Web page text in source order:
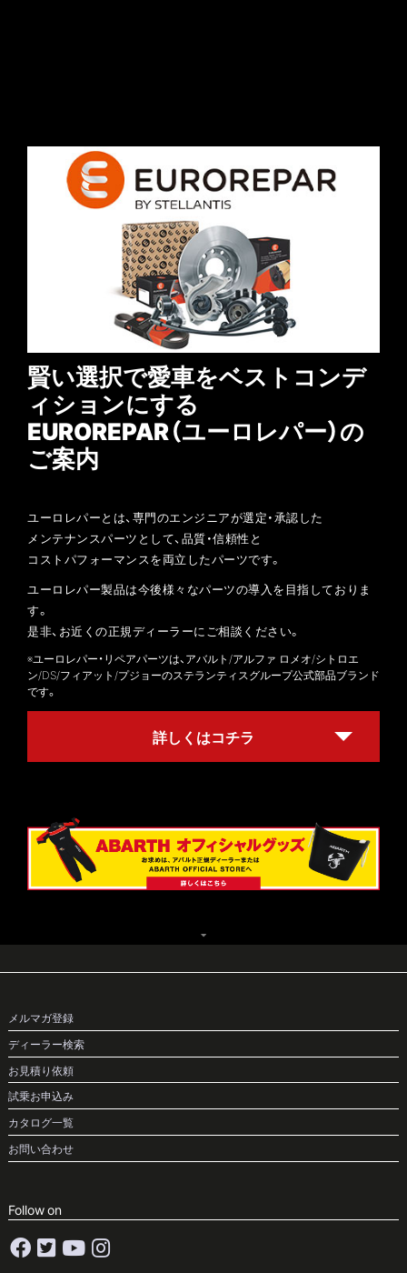
賢い選択で愛車をベストコンデ
ィションにする
EUROREPAR（ユーロレパー）の
ご案内
ユーロレパーとは、︎専門のエンジニアが選定・承認した
メンテナンスパーツとして、品質・信頼性と
コストパフォーマンスを両立したパーツです。
ユーロレパー製品は今後様々なパーツの導入を目指しておりま
す。
是非、お近くの正規ディーラーにご相談ください。
※ユーロレパー・リペアパーツは、アバルト/アルファ ロメオ/シトロエ
ン/DS/フィアット/プジョーのステランティスグループ公式部品ブランド
です。
詳しくはコチラ
メルマガ登録
ディーラー検索
お見積り依頼
試乗お申込み
カタログ一覧
お問い合わせ
Follow on